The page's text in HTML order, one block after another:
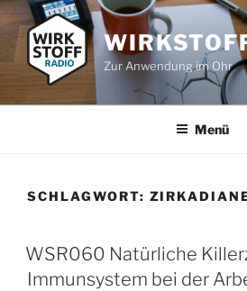
Zum
Inhalt
springen
Zur Anwendung im Ohr
Menü
SCHLAGWORT:
WSR060 Natürliche
Immunsystem bei der